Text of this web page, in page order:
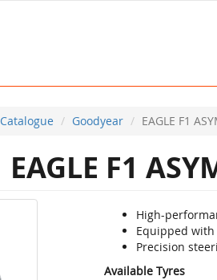
Catalogue Goodyear EAGLE F1
EAGLE F1
High-
Equipped
Precision
Available Tyres